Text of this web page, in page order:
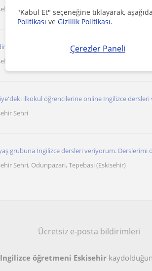
"Kabul Et" seçeneğine tıklayarak,
Politikası ve Gizlilik Politikası.
Çerezler Paneli
Sehri
sabırlı, güler yüzlü ve öğrencilerimin ihtiyaçlarına
Sehri
ilkokul öğrencilerine online İngilizce dersleri
Sehri
grubuna İngilizce dersleri veriyorum. Derslerimi
Sehri, Odunpazari, Tepebasi (Eskisehir)
Ücretsiz e-posta bildirimleri
öğretmeni Eskisehir